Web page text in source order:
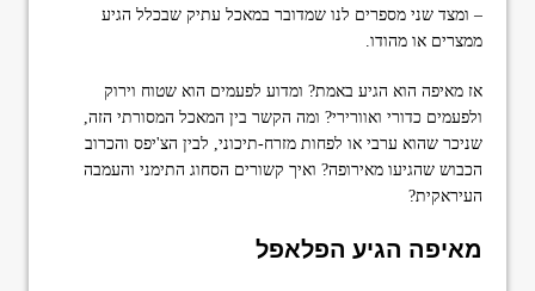
– ומצד שני מספרים לנו שמדובר במאכל עתיק שבכלל הגיע
ממצרים או מהודו.
אז מאיפה הוא הגיע באמת? ומדוע לפעמים הוא שטוח וירוק
ולפעמים כדורי ואוורירי? ומה הקשר בין המאכל המסורתי הזה,
שניכר שהוא ערבי או לפחות מזרח-תיכוני, לבין הצ'יפס והכרוב
הכבוש שהגיעו מאירופה? ואיך קשורים הסחוג התימני והעמבה
העיראקית?
מאיפה הגיע הפלאפל